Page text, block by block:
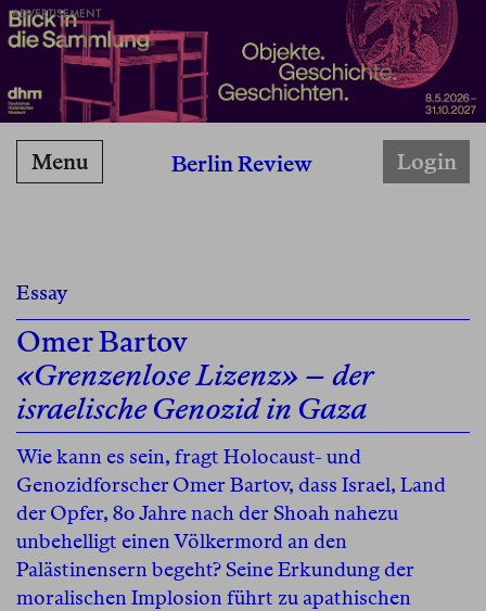
ADVERTISEMENT
Berlin Review
Menu Login
Essay
Omer Bartov
«Grenzenlose Lizenz» – der
israelische Genozid in Gaza
Wie kann es sein, fragt Holocaust- und
Genozidforscher Omer Bartov, dass Israel, Land
der Opfer, 80 Jahre nach der Shoah nahezu
unbehelligt einen Völkermord an den
Palästinensern begeht? Seine Erkundung der
moralischen Implosion führt zu apathischen